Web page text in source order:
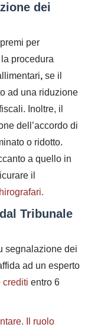
dei
per
procedura
, se il
ad una riduzione
Inoltre, il
dell’accordo di
o ridotto.
a quello in
il
Tribunale
segnalazione dei
ad un esperto
crediti entro 6
Il ruolo